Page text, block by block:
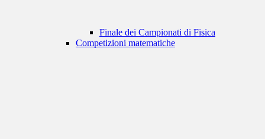
Finale dei Campionati di Fisica
Competizioni matematiche